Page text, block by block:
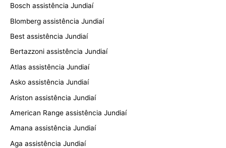
Bosch assistência Jundiaí
Blomberg assistência Jundiaí
Best assistência Jundiaí
Bertazzoni assistência Jundiaí
Atlas assistência Jundiaí
Asko assistência Jundiaí
Ariston assistência Jundiaí
American Range assistência Jundiaí
Amana assistência Jundiaí
Aga assistência Jundiaí